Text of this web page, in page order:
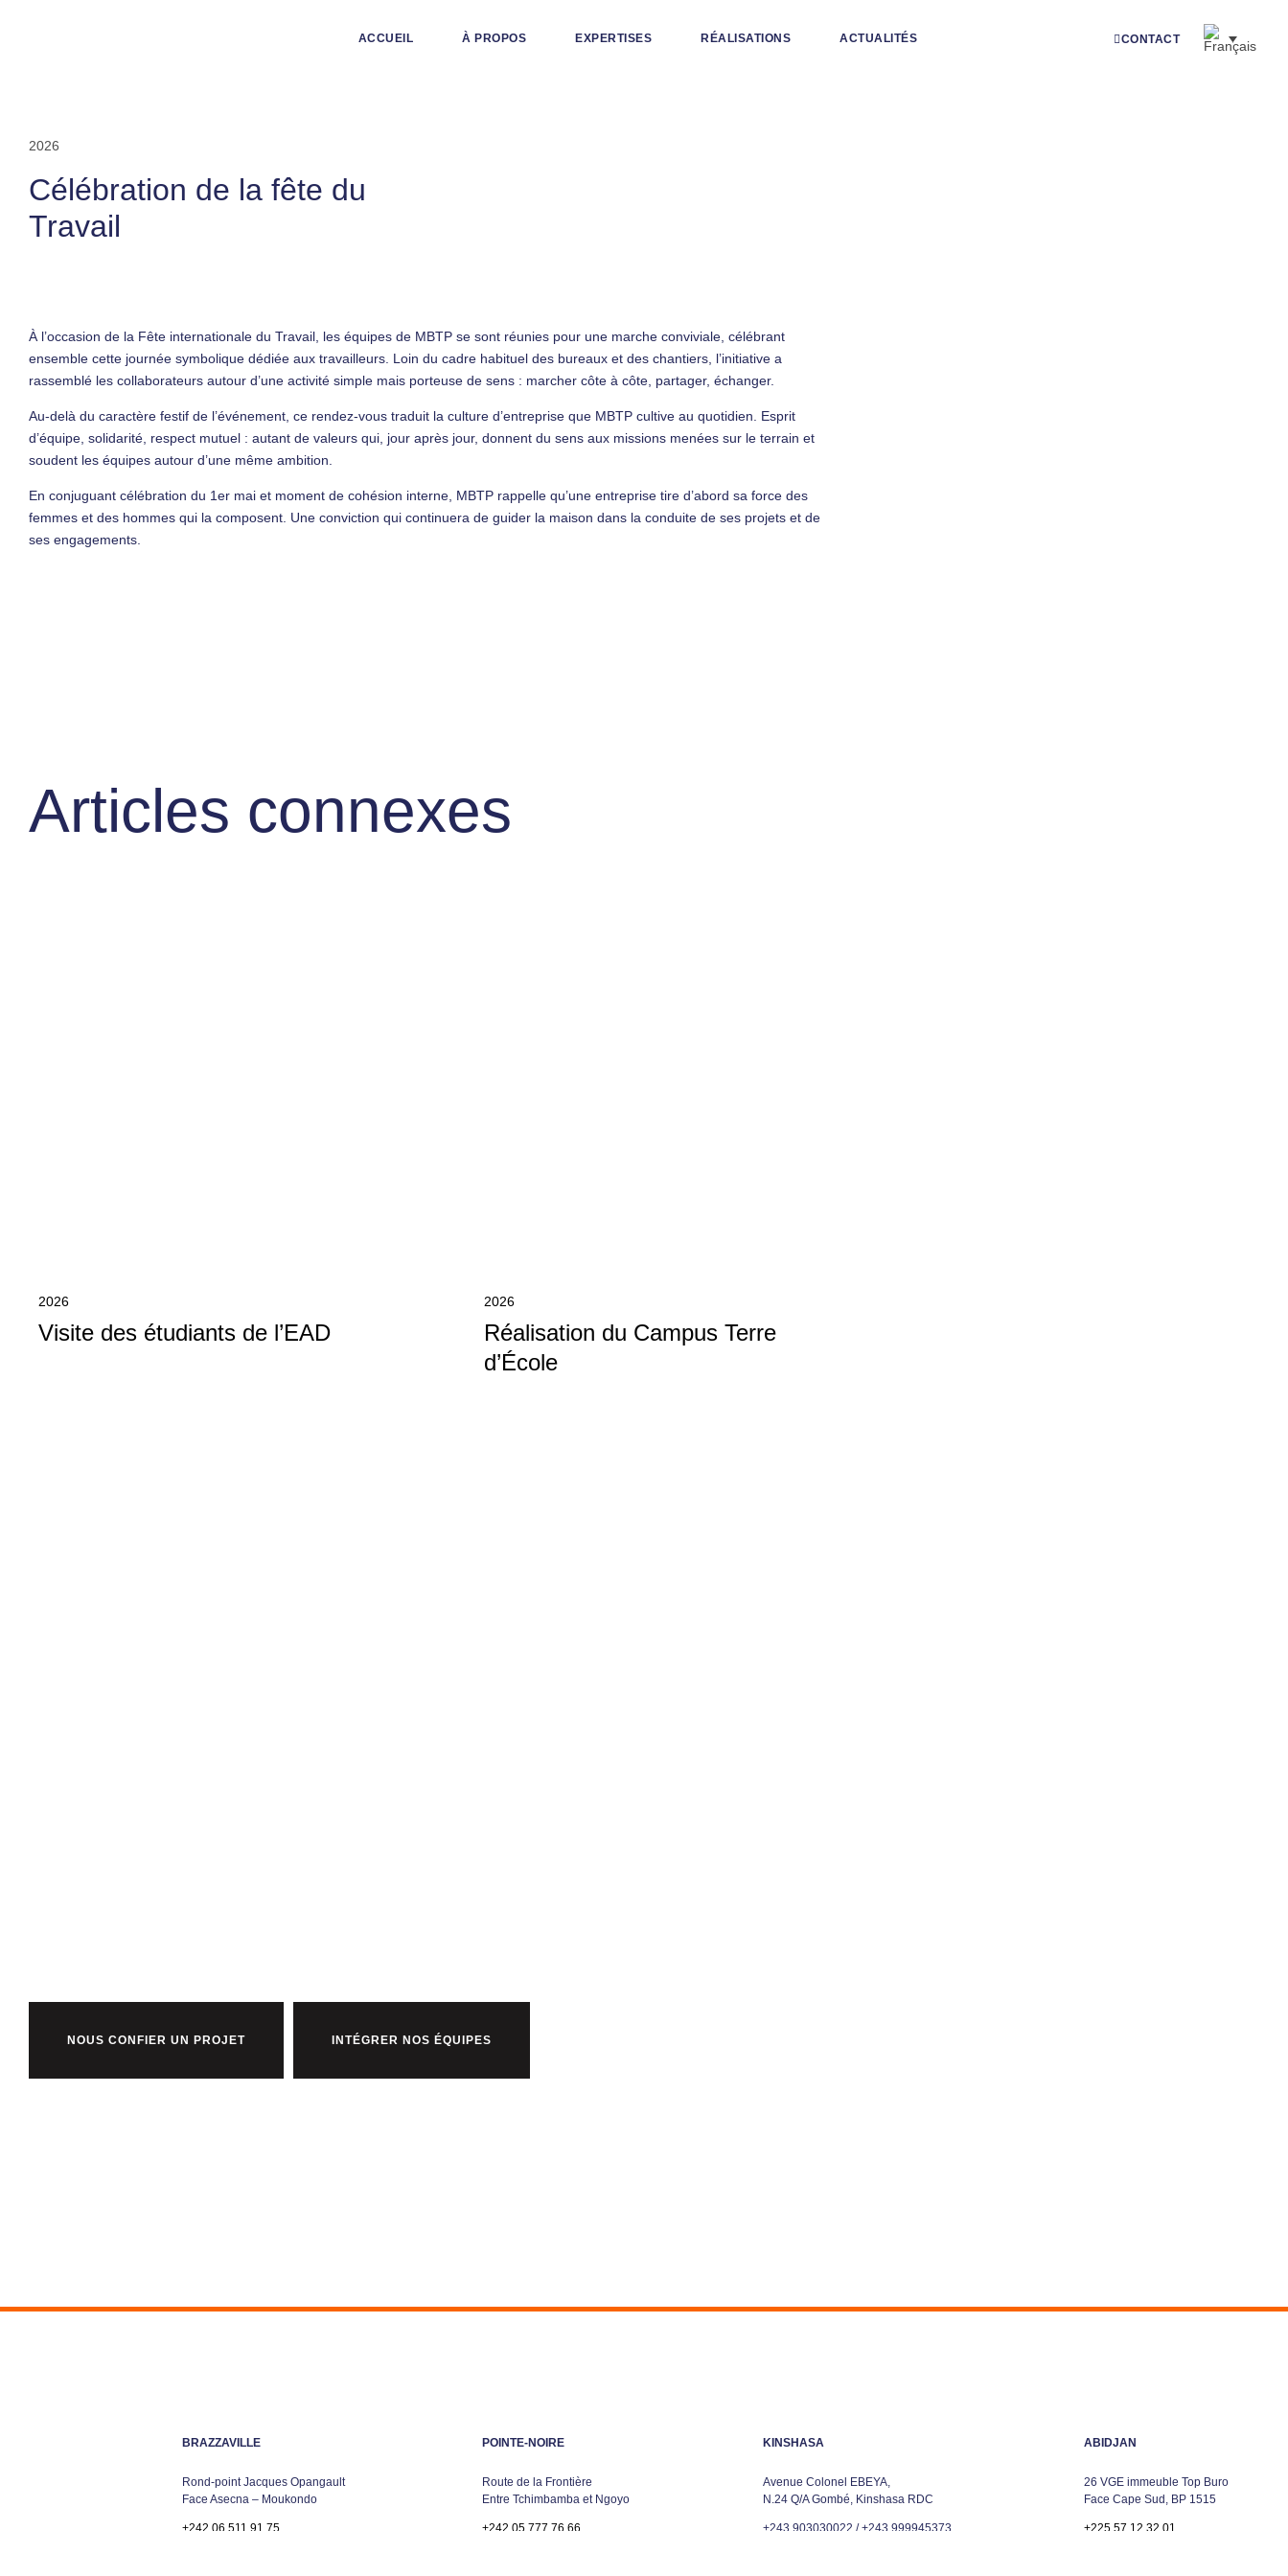
ACCUEIL À PROPOS EXPERTISES RÉALISATIONS ACTUALITÉS CONTACT
2026
Célébration de la fête du
Travail
À l’occasion de la Fête internationale du Travail, les équipes de MBTP se sont réunies pour une marche conviviale, célébrant
ensemble cette journée symbolique dédiée aux travailleurs. Loin du cadre habituel des bureaux et des chantiers, l’initiative a
rassemblé les collaborateurs autour d’une activité simple mais porteuse de sens : marcher côte à côte, partager, échanger.
Au-delà du caractère festif de l’événement, ce rendez-vous traduit la culture d’entreprise que MBTP cultive au quotidien. Esprit
d’équipe, solidarité, respect mutuel : autant de valeurs qui, jour après jour, donnent du sens aux missions menées sur le terrain et
soudent les équipes autour d’une même ambition.
En conjuguant célébration du 1er mai et moment de cohésion interne, MBTP rappelle qu’une entreprise tire d’abord sa force des
femmes et des hommes qui la composent. Une conviction qui continuera de guider la maison dans la conduite de ses projets et de
ses engagements.
Articles connexes
2026
Visite des étudiants de l’EAD
2026
Réalisation du Campus Terre
d’École
NOUS CONFIER UN PROJET INTÉGRER NOS ÉQUIPES
BRAZZAVILLE
Rond-point Jacques Opangault
Face Asecna – Moukondo
+242 06 511 91 75
POINTE-NOIRE
Route de la Frontière
Entre Tchimbamba et Ngoyo
+242.05.777.76.66
KINSHASA
Avenue Colonel EBEYA,
N.24 Q/A Gombé, Kinshasa RDC
+243 903030022 / +243 999945373
ABIDJAN
26 VGE immeuble Top Buro
Face Cape Sud, BP 1515
+225.57.12.32.01